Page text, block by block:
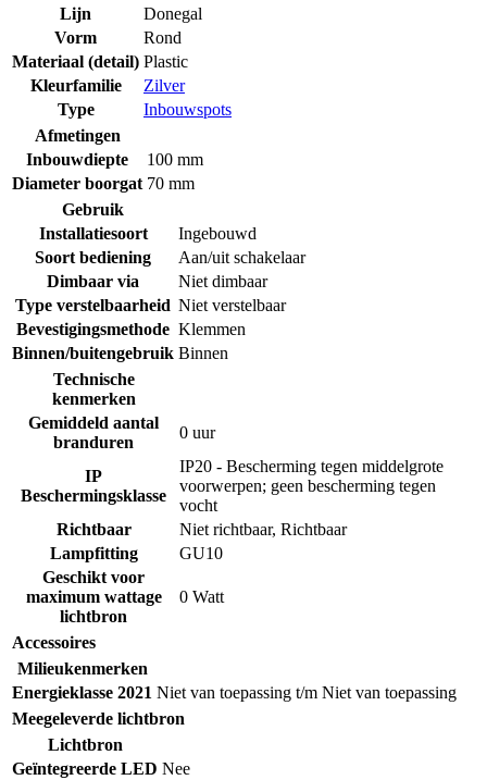
Lijn
Donegal
Vorm
Rond
Materiaal (detail) Plastic
Kleurfamilie
Zilver
Type
Inbouwspots
Afmetingen
Inbouwdiepte
100 mm
Diameter boorgat 70 mm
Gebruik
Installatiesoort
Ingebouwd
Soort bediening
Aan/uit schakelaar
Dimbaar via
Niet dimbaar
Type verstelbaarheid Niet verstelbaar
Bevestigingsmethode Klemmen
Binnen/buitengebruik Binnen
Technische
kenmerken
Gemiddeld aantal
branduren
0 uur
IP
Beschermingsklasse
IP20 - Bescherming tegen middelgrote
voorwerpen; geen bescherming tegen
vocht
Richtbaar
Niet richtbaar, Richtbaar
Lampfitting
GU10
Geschikt voor
maximum wattage
lichtbron
0 Watt
Accessoires
Milieukenmerken
Energieklasse 2021 Niet van toepassing t/m Niet van toepassing
Meegeleverde lichtbron
Lichtbron
Geïntegreerde LED Nee